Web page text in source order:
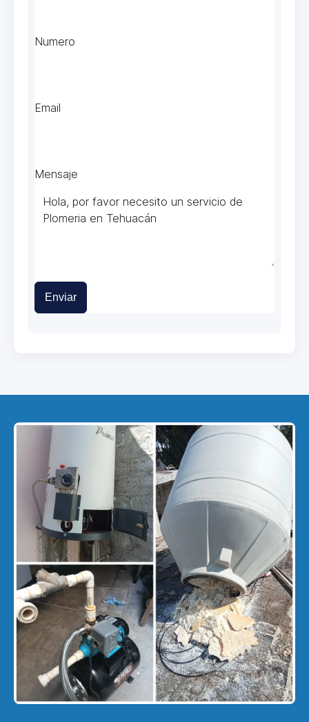
Numero
Email
Mensaje
Enviar